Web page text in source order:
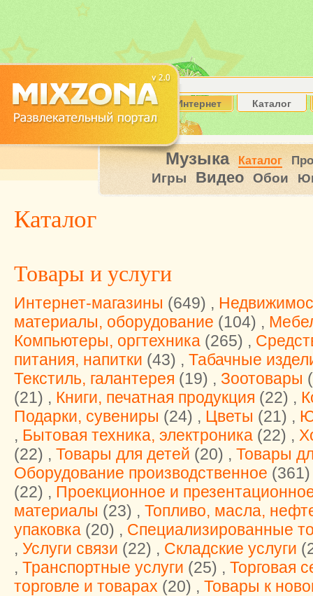
Интернет Каталог
Музыка Каталог
Игры Видео Обои
Каталог
Товары и услуги
Интернет-магазины (649) ,
материалы, оборудование (104) ,
Компьютеры, оргтехника (265) ,
питания, напитки (43) , Табачные
Текстиль, галантерея (19) , Зоотовары
(21) , Книги, печатная продукция (22) ,
Подарки, сувениры (24) , Цветы (21) ,
, Бытовая техника, электроника (22) ,
(22) , Товары для детей (20) , Товары
Оборудование производственное
(22) , Проекционное и
материалы (23) , Топливо, масла,
упаковка (20) , Специализированные
, Услуги связи (22) , Складские услуги
, Транспортные услуги (25) , Торговая
торговле и товарах (20) , Товары к